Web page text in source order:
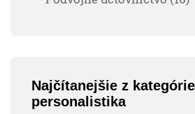
Najčítanejšie z
personalistika